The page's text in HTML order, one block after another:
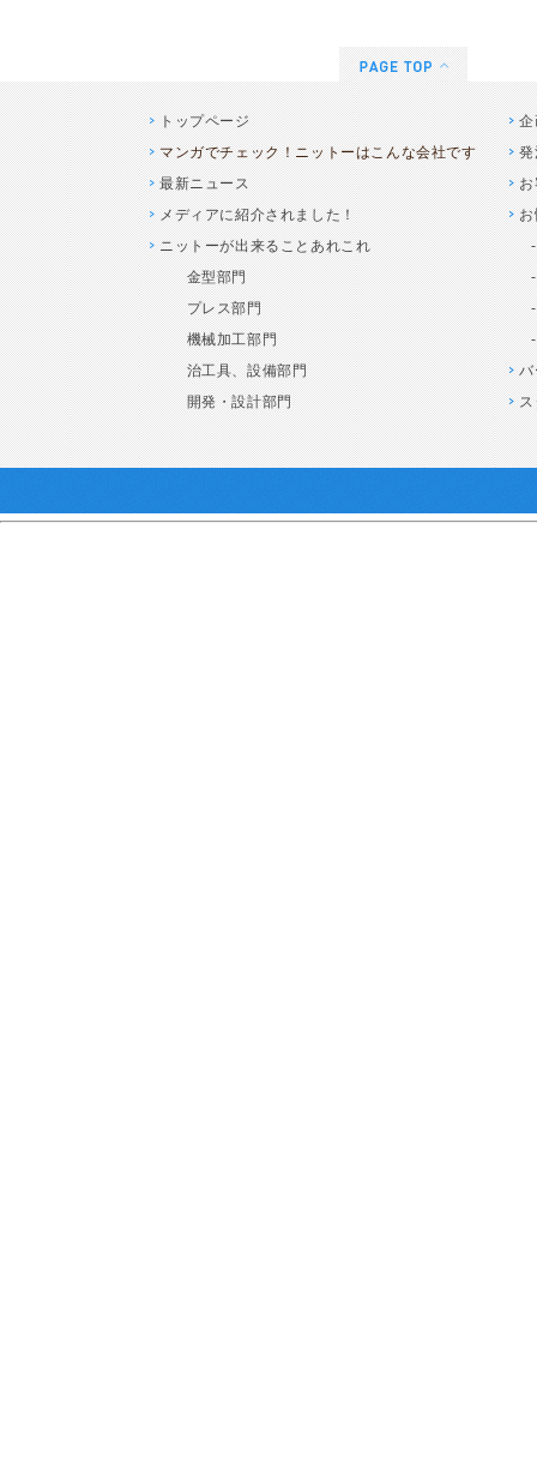
トップページ
マンガでチェック！ニットーはこんな会社です
最新ニュース
メディアに紹介されました！
ニットーが出来ることあれこれ
金型部門
プレス部門
機械加工部門
治工具、設備部門
開発・設計部門
企
発
お
お
バ
ス